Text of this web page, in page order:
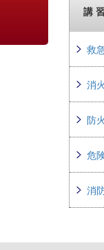
講
救
消
防
危
消